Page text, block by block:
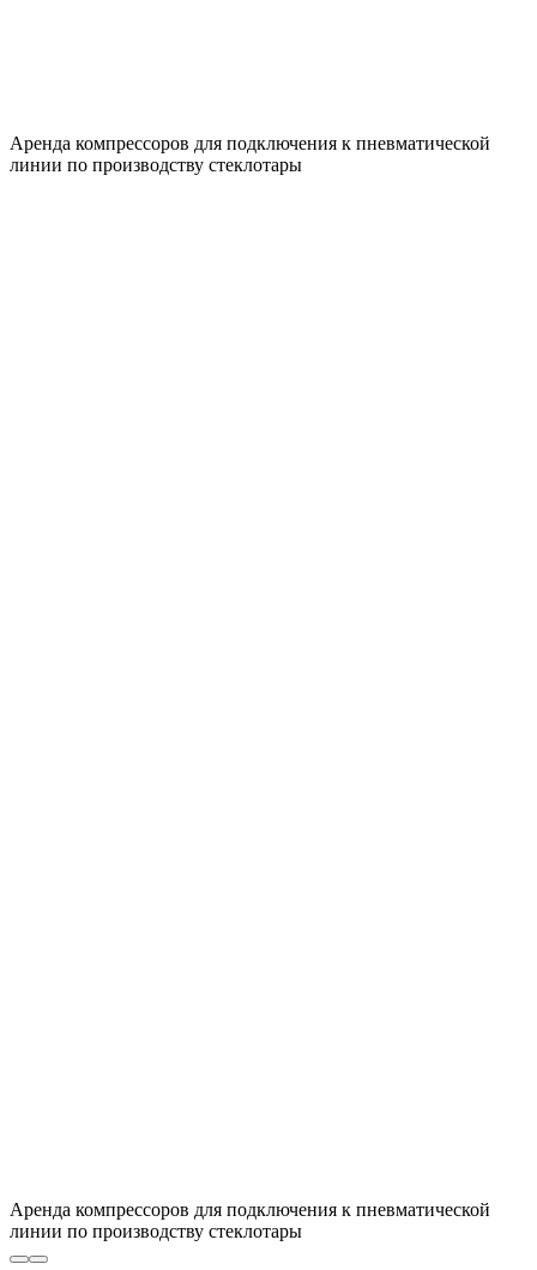
Аренда компрессоров для подключения к пневматической
линии по производству стеклотары
Аренда компрессоров для подключения к пневматической
линии по производству стеклотары